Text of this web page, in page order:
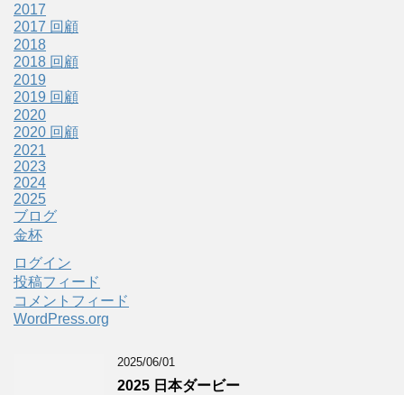
2017
2017 回顧
2018
2018 回顧
2019
2019 回顧
2020
2020 回顧
2021
2023
2024
2025
ブログ
金杯
ログイン
投稿フィード
コメントフィード
WordPress.org
2025/06/01
2025 日本ダービー